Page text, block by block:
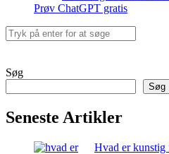
Prøv ChatGPT gratis
Search
for:
Søg
Søg
Seneste Artikler
Hvad er